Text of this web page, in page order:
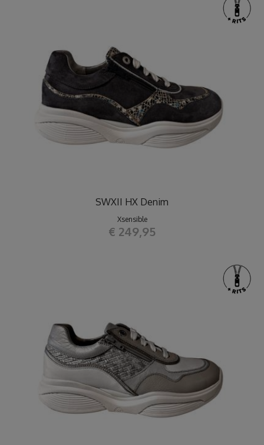
SWXII HX Denim
Xsensible
€ 249,95